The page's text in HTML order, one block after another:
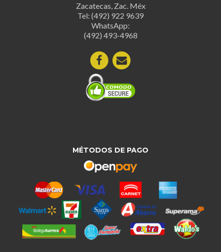
Zacatecas, Zac. Méx
Tel: (492) 922 9639
WhatsApp:
(492) 493-4968
MÉTODOS DE PAGO